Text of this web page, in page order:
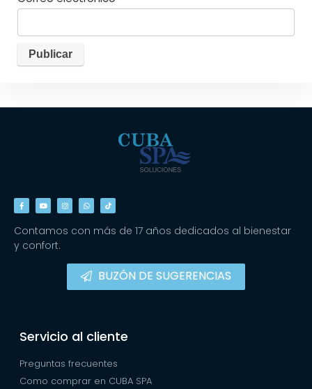
Contamos con más de 17 años dedicados al bienestar
y confort.
BUZÓN DE SUGERENCIAS
Servicio al cliente
Preguntas frecuentes
Como comprar en CUBA SPA